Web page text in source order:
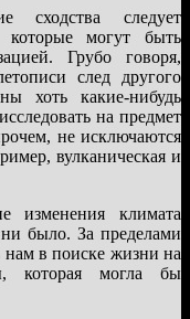
сходства следует
которые могут быть
Грубо говоря,
след другого
хоть какие-нибудь
на предмет
не исключаются
вулканическая и
климата
было. За пределами
нам в поиске жизни на
которая могла бы